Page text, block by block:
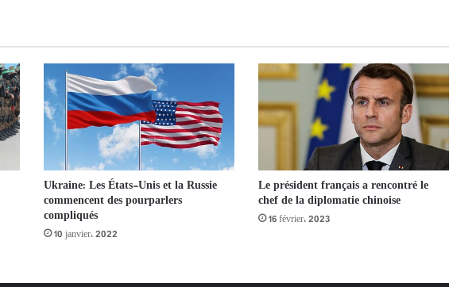
Ukraine: Les États-Unis et la Russie
commencent des pourparlers
compliqués
10 janvier، 2022
Le président français a rencontré le
chef de la diplomatie chinoise
16 février، 2023